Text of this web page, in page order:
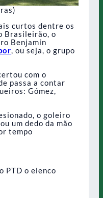
curtos dentre os
Brasileirão, o
Benjamín
, ou seja, o grupo
com o
passa a contar
Gómez,
o goleiro
um dedo da mão
tempo
PTD o elenco